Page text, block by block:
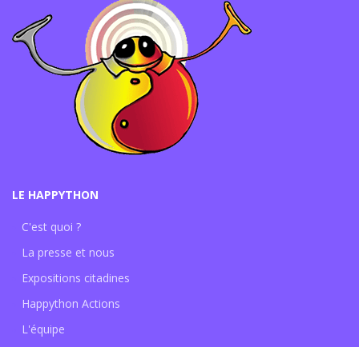
LE HAPPYTHON
C'est quoi ?
La presse et nous
Expositions citadines
Happython Actions
L'équipe